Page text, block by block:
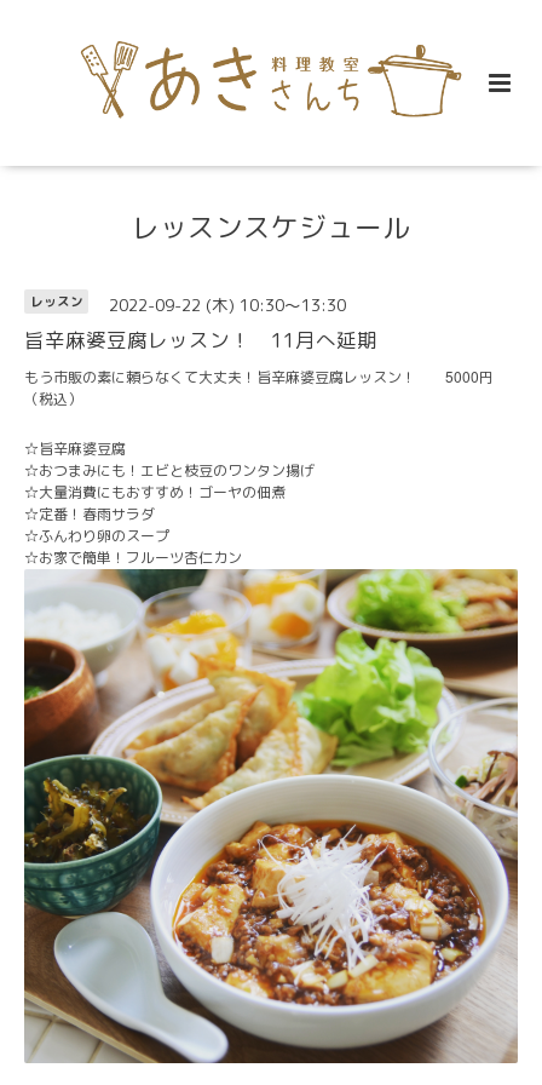
レッスンスケジュール
レッスン 2022-09-22 (木) 10:30～13:30
旨辛麻婆豆腐レッスン！ 11月へ延期
もう市販の素に頼らなくて大丈夫！旨辛麻婆豆腐レッスン！ 5000円
（税込）
☆旨辛麻婆豆腐
☆おつまみにも！エビと枝豆のワンタン揚げ
☆大量消費にもおすすめ！ゴーヤの佃煮
☆定番！春雨サラダ
☆ふんわり卵のスープ
☆お家で簡単！フルーツ杏仁カン